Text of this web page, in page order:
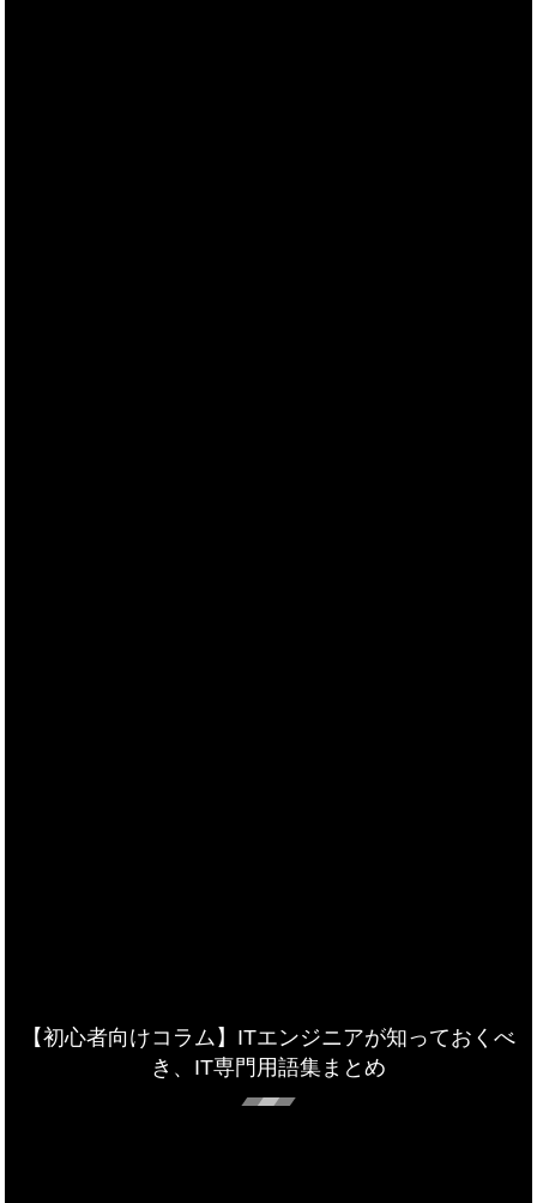
【初心者向けコラム】ITエンジニアが知っておくべ
き、IT専門用語集まとめ